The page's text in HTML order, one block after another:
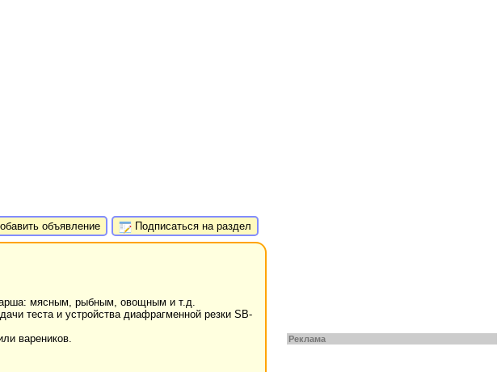
Реклама
объявление
Подписаться на раздел
мясным, рыбным, овощным и т.д.
теста и устройства диафрагменной резки SB-
вареников.